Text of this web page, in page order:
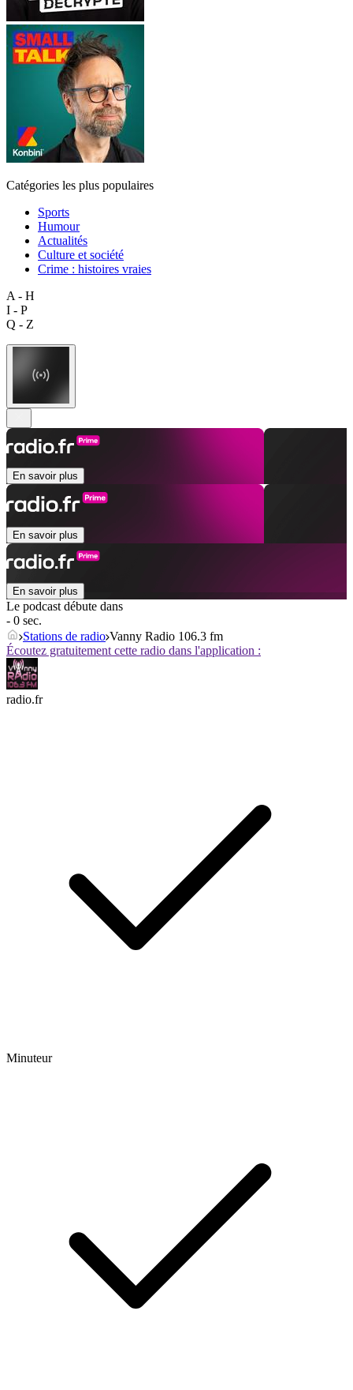
Catégories les plus populaires
Sports
Humour
Actualités
Culture et société
Crime : histoires vraies
A - H
I - P
Q - Z
En savoir plus
En savoir plus
En savoir plus
Le podcast débute dans
- 0 sec.
Stations de radio Vanny Radio 106.3 fm
Écoutez gratuitement cette radio dans l'application :
radio.fr
Minuteur